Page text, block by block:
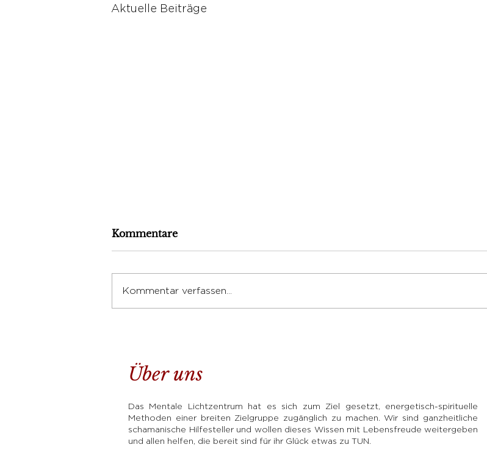
Aktuelle Beiträge
Kommentare
Kommentar verfassen...
Über uns
Das Mentale Lichtzentrum hat es sich zum Ziel gesetzt, energetisch-spirituelle
Methoden einer breiten Zielgruppe zugänglich zu machen. Wir sind ganzheitliche
schamanische Hilfesteller und wollen dieses Wissen mit Lebensfreude weitergeben
und allen helfen, die bereit sind für ihr Glück etwas zu TUN.